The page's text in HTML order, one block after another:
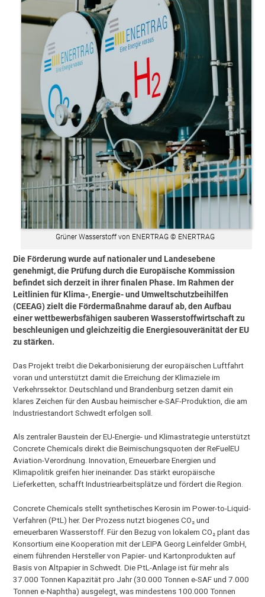
Grüner Wasserstoff von ENERTRAG © ENERTRAG
Die Förderung wurde auf nationaler und Landesebene
genehmigt, die Prüfung durch die Europäische Kommission
befindet sich derzeit in ihrer finalen Phase. Im Rahmen der
Leitlinien für Klima-, Energie- und Umweltschutzbeihilfen
(CEEAG) zielt die Fördermaßnahme darauf ab, den Aufbau
einer wettbewerbsfähigen sauberen Wasserstoffwirtschaft zu
beschleunigen und gleichzeitig die Energiesouveränität der EU
zu stärken.
Das Projekt treibt die Dekarbonisierung der europäischen Luftfahrt
voran und unterstützt damit die Erreichung der Klimaziele im
Verkehrssektor. Deutschland und Brandenburg setzen damit ein
klares Zeichen für den Ausbau heimischer e-SAF-Produktion, die am
Industriestandort Schwedt erfolgen soll.
Als zentraler Baustein der EU-Energie- und Klimastrategie unterstützt
Concrete Chemicals direkt die Beimischungsquoten der ReFuelEU
Aviation-Verordnung. Innovation, Erneuerbare Energien und
Klimapolitik greifen hier ineinander. Das stärkt europäische
Lieferketten, schafft Industriearbeitsplätze und fördert die Region.
Concrete Chemicals stellt synthetisches Kerosin im Power-to-Liquid-
Verfahren (PtL) her. Der Prozess nutzt biogenes CO₂ und
erneuerbaren Wasserstoff. Für den Bezug von lokalem CO₂ plant das
Konsortium eine Kooperation mit der LEIPA Georg Leinfelder GmbH,
einem führenden Hersteller von Papier- und Kartonprodukten auf
Basis von Altpapier in Schwedt. Die PtL-Anlage ist für mehr als
37.000 Tonnen Kapazität pro Jahr (30.000 Tonnen e-SAF und 7.000
Tonnen e-Naphtha) ausgelegt, was mindestens 100.000 Tonnen